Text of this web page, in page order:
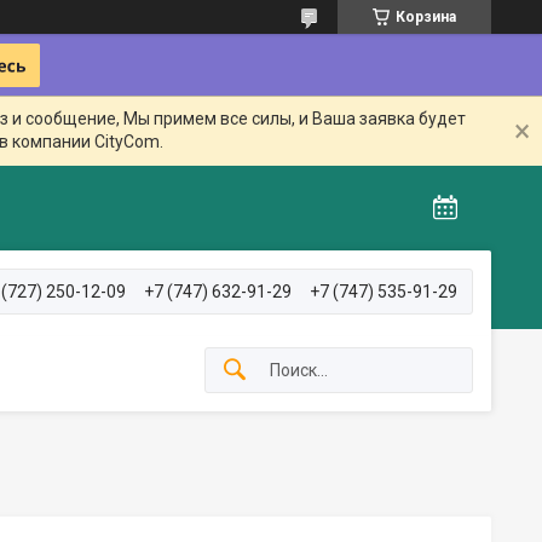
Корзина
и сообщение, Мы примем все силы, и Ваша заявка будет
компании CityCom.
(727) 250-12-09 +7 (747) 632-91-29 +7 (747) 535-91-29